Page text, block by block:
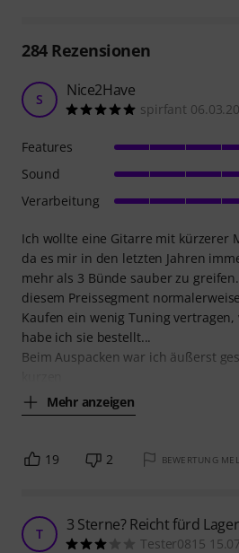
284Rezensionen
S Nice2Have
spirfant
Ich wollte eine Gitarre mit kürzerer
da es mir in den letzten Jahren
mehr als 3 Bünde sauber zu
diesem Preissegment
Kaufen ein wenig Tuning
habe ich sie bestellt...
Beim Auspacken war ich äußerst
Mehr anzeigen
Features
Sound
Verarbeitung
19 2 BEWERTUNG
T 3 Sterne? Reicht fürd
Tester0815